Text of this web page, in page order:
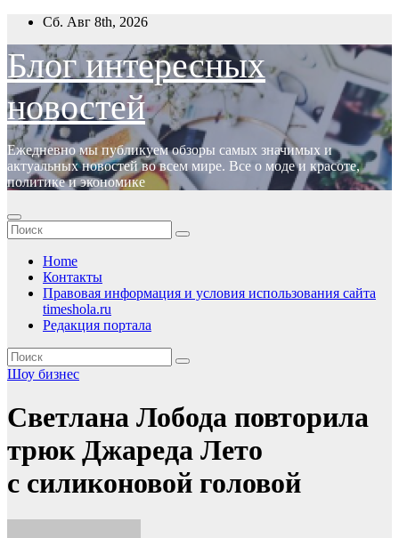
Перейти
содержимому
Сб. Авг 8th, 2026
Блог интересных
новостей
Ежедневно мы публикуем обзоры самых значимых и
актуальных новостей во всем мире. Все о моде и красоте,
политике и экономике
Home
Контакты
Правовая информация и условия использования сайта
timeshola.ru
Редакция портала
Шоу бизнес
Светлана Лобода повторила
трюк Джареда Лето
с силиконовой головой